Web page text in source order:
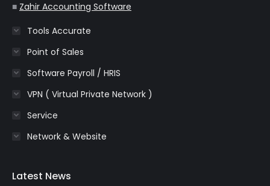
■ Zahir Accounting Software
Tools Accurate
Point of Sales
Software Payroll / HRIS
VPN ( Virtual Private Network )
Service
Network & Website
Latest News